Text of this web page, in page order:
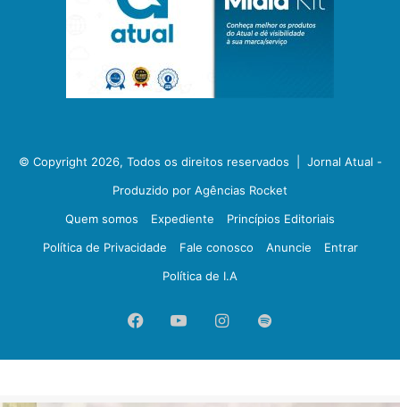
© Copyright 2026, Todos os direitos reservados | Jornal Atual -
Produzido por Agências Rocket
Quem somos
Expediente
Princípios Editoriais
Política de Privacidade
Fale conosco Anuncie
Entrar
Política de I.A
FacebookYouTubeInstagram
Spotify